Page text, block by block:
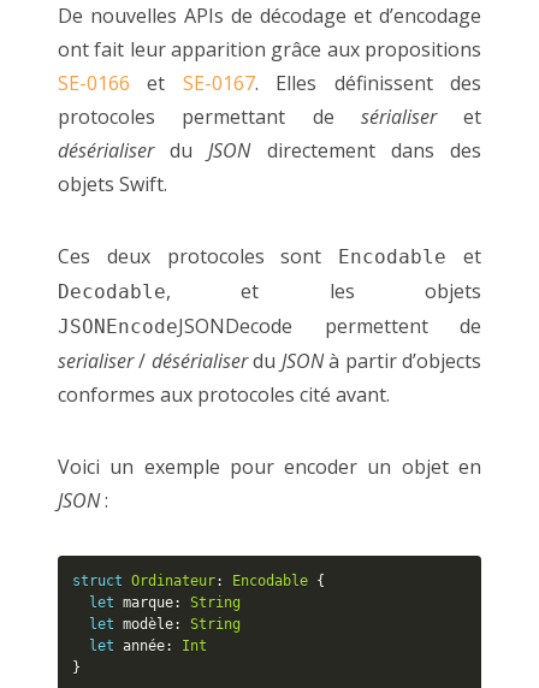
De nouvelles APIs de décodage et d’encodage
ont fait leur apparition grâce aux propositions
SE-0166 et SE-0167. Elles définissent des
protocoles permettant de sérialiseret
désérialiserduJSONdirectement dans des
objets Swift.
Ces deux protocoles sont Encodable et
Decodable, et les objets
JSONEncodeJSONDecode permettent de
serialiser/ désérialiserdu JSONà partir d’objects
conformes aux protocoles cité avant.
Voici un exemple pour encoder un objet en
JSON:
struct Ordinateur: Encodable {
let marque:
String
let modèle:
String
let année:
Int
}